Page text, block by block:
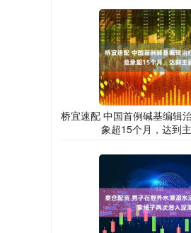
桥宜速配 中国首例碱基编辑
象超15个月，达到